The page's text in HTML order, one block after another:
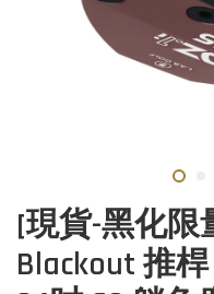
[現貨-黑化限
Blackout 推